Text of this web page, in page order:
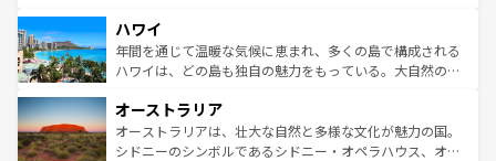
ば市内交通費無料で観光を楽しむこともできる。 なお、新
着のスイス情報はコンテンツ一覧 を参照してほしい。
のような巨大都市は、観光、ショッピング、エンターテイ
ンメントが詰まった刺激的なスポットだ。一方、アメリカ
西部には大自然が広がり、グランドキャニオンやイエロー
部のニューオーリンズでは、音楽と美食が融合した独特の
文化が魅力。旅行者はアメリカの各地域で異なる魅力を楽
しみながら、その多様性と豊かな歴史を感じることができ
ハワイ
年間を通じて温暖な気候に恵まれ、多くの島で構成される
ハワイは、どの島も独自の魅力をもっている。大自然の神
ワイ島は見逃せない。また、定番の観光地といえばオアフ
島だが、静かな自然を求めるならマウイ島やカウアイ島が
おすすめ。エメラルドグリーンに輝く海をはじめ、豊かな
オーストラリア
オーストラリアは、壮大な自然と多様な文化が魅力の国。
シドニーのシンボルであるシドニー・オペラハウス、オー